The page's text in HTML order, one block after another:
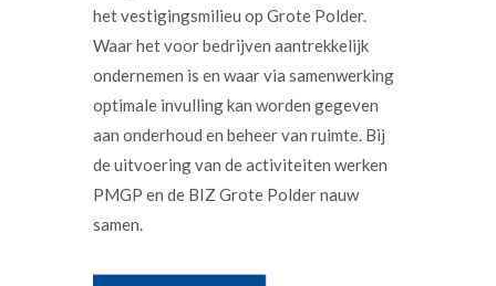
het vestigingsmilieu op Grote Polder.
Waar het voor bedrijven aantrekkelijk
ondernemen is en waar via samenwerking
optimale invulling kan worden gegeven
aan onderhoud en beheer van ruimte. Bij
de uitvoering van de activiteiten werken
PMGP en de BIZ Grote Polder nauw
samen.